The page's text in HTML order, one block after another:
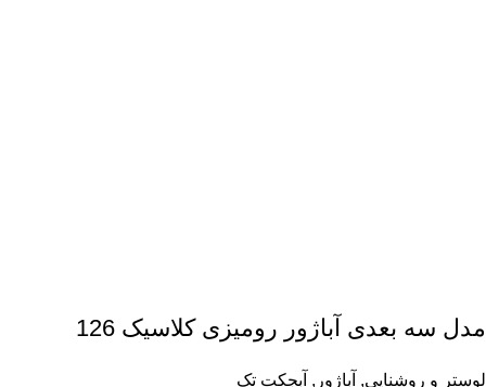
مدل سه بعدی آباژور رومیزی کلاسیک 126
لوستر و روشنایی, آباژور , آبجکت تک